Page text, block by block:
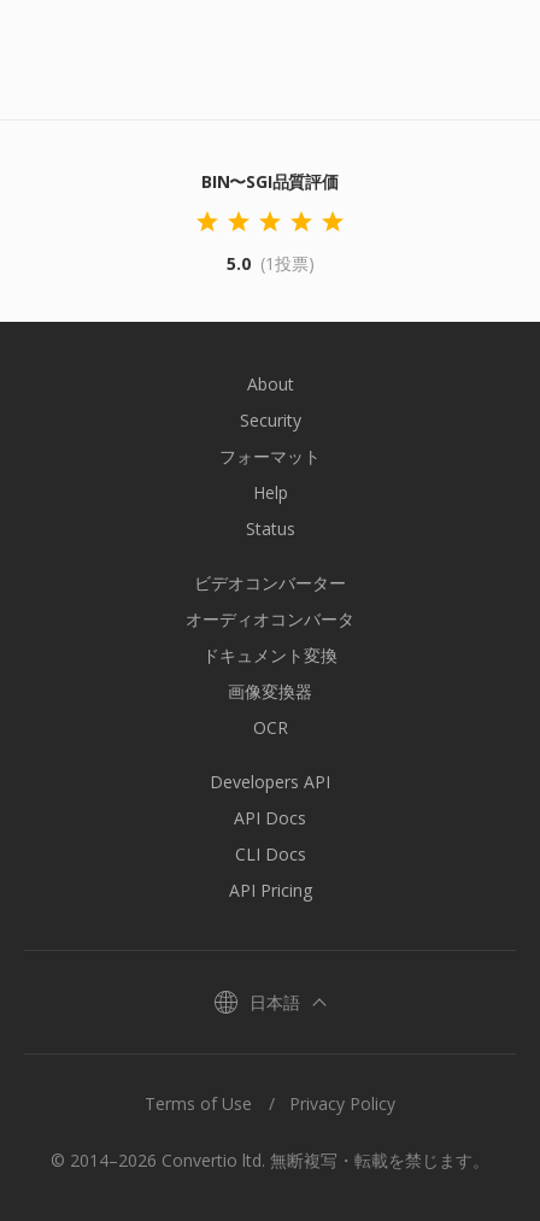
BIN〜SGI品質評価
5.0 (1投票)
About
Security
フォーマット
Help
Status
ビデオコンバーター
オーディオコンバータ
ドキュメント変換
画像変換器
OCR
Developers API
API Docs
CLI Docs
API Pricing
日本語
© 2014–2026 Convertio ltd. 無断複写・転載を禁じます。
Terms of Use Privacy Policy